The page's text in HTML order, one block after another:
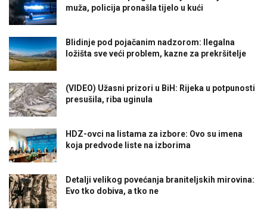
muža, policija pronašla tijelo u kući
Blidinje pod pojačanim nadzorom: Ilegalna
ložišta sve veći problem, kazne za prekršitelje
(VIDEO) Užasni prizori u BiH: Rijeka u potpunosti
presušila, riba uginula
HDZ-ovci na listama za izbore: Ovo su imena
koja predvode liste na izborima
Detalji velikog povećanja braniteljskih mirovina:
Evo tko dobiva, a tko ne